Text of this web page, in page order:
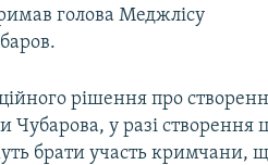
голова Меджлісу
рішення про
Чубарова, у разі створення
брати участь кримчани,